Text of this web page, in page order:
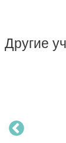
Другие